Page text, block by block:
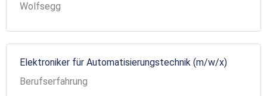
Wolfsegg
Elektroniker für Automatisierungstechnik (m/w/x)
Berufserfahrung